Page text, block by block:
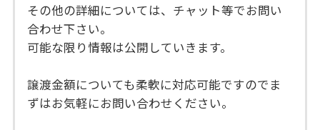
その他の詳細については、チャット等でお問い
合わせ下さい。
可能な限り情報は公開していきます。
譲渡金額についても柔軟に対応可能ですのでま
ずはお気軽にお問い合わせください。